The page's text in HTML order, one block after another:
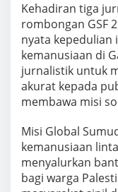
Kehadiran tiga
rombongan GSF
nyata kepedulian
kemanusiaan di
jurnalistik untuk
akurat kepada
membawa misi
Misi Global
kemanusiaan
menyalurkan
bagi warga